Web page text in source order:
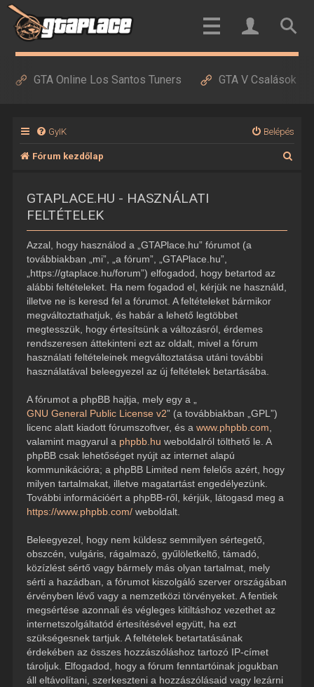
GTA Online Los Santos Tuners GTA V Csalások
GyIK Belépés
Fórum kezdőlap
GTAPLACE.HU - HASZNÁLATI
FELTÉTELEK
Azzal, hogy használod a „GTAPlace.hu” fórumot (a
továbbiakban „mi”, „a fórum”, „GTAPlace.hu”,
„https://gtaplace.hu/forum”) elfogadod, hogy betartod az
alábbi feltételeket. Ha nem fogadod el, kérjük ne használd,
illetve ne is keresd fel a fórumot. A feltételeket bármikor
megváltoztathatjuk, és habár a lehető legtöbbet
megtesszük, hogy értesítsünk a változásról, érdemes
rendszeresen áttekinteni ezt az oldalt, mivel a fórum
használati feltételeinek megváltoztatása utáni további
használatával beleegyezel az új feltételek betartásába.
A fórumot a phpBB hajtja, mely egy a „
GNU General Public License v2” (a továbbiakban „GPL”)
licenc alatt kiadott fórumszoftver, és a www.phpbb.com
valamint magyarul a phpbb.hu weboldalról tölthető le. A
phpBB csak lehetőséget nyújt az internet alapú
kommunikációra; a phpBB Limited nem felelős azért, hogy
milyen tartalmakat, illetve magatartást engedélyezünk.
További információért a phpBB-ről, kérjük, látogasd meg a
https://www.phpbb.com/weboldalt.
Beleegyezel, hogy nem küldesz semmilyen sértegető,
obszcén, vulgáris, rágalmazó, gyűlöletkeltő, támadó,
közízlést sértő vagy bármely más olyan tartalmat, mely
sérti a hazádban, a fórumot kiszolgáló szerver országában
érvényben lévő vagy a nemzetközi törvényeket. A fentiek
megsértése azonnali és végleges kitiltáshoz vezethet az
internetszolgáltatód értesítésével együtt, ha ezt
szükségesnek tartjuk. A feltételek betartatásának
érdekében az összes hozzászóláshoz tartozó IP-címet
tároljuk. Elfogadod, hogy a fórum fenntartóinak jogukban
áll eltávolítani, szerkeszteni a hozzászólásaid vagy lezárni